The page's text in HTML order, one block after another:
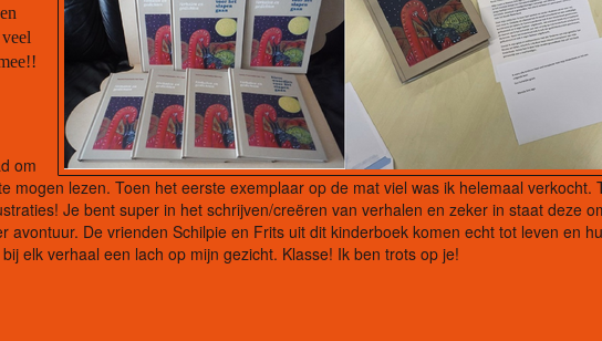
om
mogen lezen. Toen het eerste exemplaar op de mat viel was ik helemaal verkocht.
Je bent super in het schrijven/creëren van verhalen en zeker in staat deze
avontuur. De vrienden Schilpie en Frits uit dit kinderboek komen echt tot leven en
elk verhaal een lach op mijn gezicht. Klasse! Ik ben trots op je!